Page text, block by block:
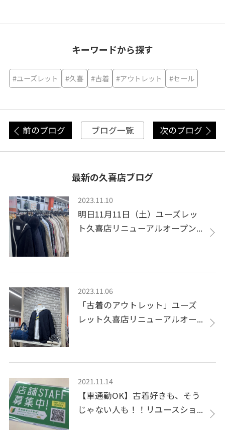
キーワードから探す
#ユーズレット #久喜 #古着 #アウトレット #セール
前のブログ ブログ一覧 次のブログ
最新の久喜店ブログ
2023.11.10
明日11月11日（土）ユーズレッ
ト久喜店リニューアルオープン...
2023.11.06
「古着のアウトレット」ユーズ
レット久喜店リニューアルオー...
2021.11.14
【車通勤OK】古着好きも、そう
じゃない人も！！リユースショ...